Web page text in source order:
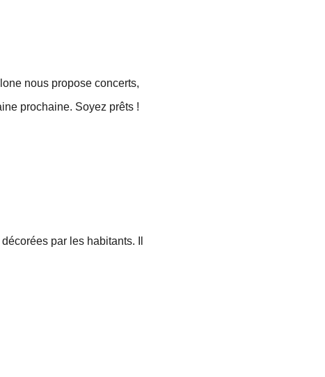
nous propose concerts,
prochaine. Soyez prêts !
par les habitants. Il